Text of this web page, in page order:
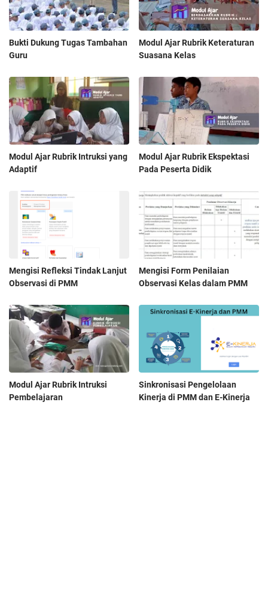
Bukti Dukung Tugas Tambahan
Guru
Modul Ajar Rubrik Keteraturan
Suasana Kelas
Modul Ajar Rubrik Intruksi yang
Adaptif
Modul Ajar Rubrik Ekspektasi
Pada Peserta Didik
Mengisi Refleksi Tindak Lanjut
Observasi di PMM
Mengisi Form Penilaian
Observasi Kelas dalam PMM
Modul Ajar Rubrik Intruksi
Pembelajaran
Sinkronisasi Pengelolaan
Kinerja di PMM dan E-Kinerja